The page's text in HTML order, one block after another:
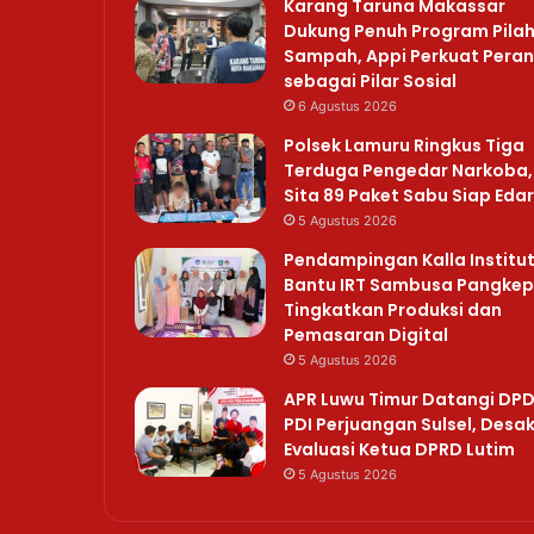
Karang Taruna Makassar
Dukung Penuh Program Pilah
Sampah, Appi Perkuat Peran
sebagai Pilar Sosial
6 Agustus 2026
Polsek Lamuru Ringkus Tiga
Terduga Pengedar Narkoba,
Sita 89 Paket Sabu Siap Edar
5 Agustus 2026
Pendampingan Kalla
Bantu IRT Sambusa Pangkep
Tingkatkan Produksi dan
Pemasaran Digital
5 Agustus 2026
APR Luwu Timur Datangi DPD
PDI Perjuangan Sulsel, Desak
Evaluasi Ketua DPRD Lutim
5 Agustus 2026